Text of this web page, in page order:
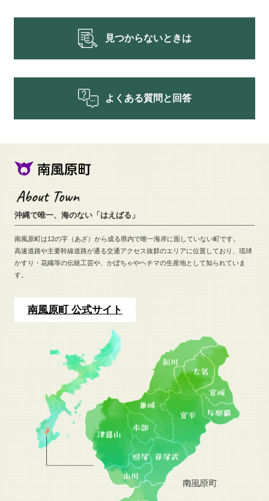
見つからないときは
よくある質問と回答
沖縄で唯一、海のない「はえばる」
南風原町は12の字（あざ）から成る県内で唯一海岸に面していない町です。
高速道路や主要幹線道路が通る交通アクセス抜群のエリアに位置しており、 琉球
かすり・花織等の伝統工芸や、 かぼちゃやヘチマの生産地として知られていま
す。
南風原町 公式サイト